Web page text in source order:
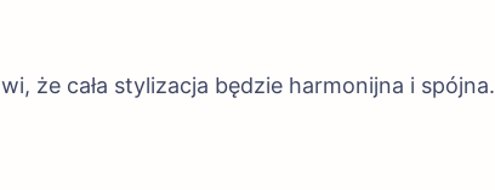
że cała stylizacja będzie harmonijna i spójna.